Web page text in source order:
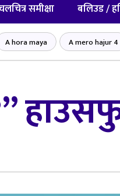
समीक्षा बलिउड /
A hora maya A mero hajur 4